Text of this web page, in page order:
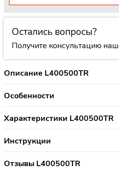
Остались вопросы?
Получите консультацию
Описание L400500TR
Особенности
Характеристики L400500TR
Инструкции
Отзывы L400500TR